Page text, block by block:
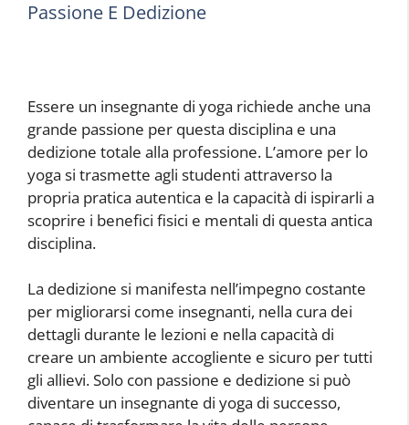
Passione E Dedizione
Essere un insegnante di yoga richiede anche una
grande passione per questa disciplina e una
dedizione totale alla professione. L’amore per lo
yoga si trasmette agli studenti attraverso la
propria pratica autentica e la capacità di ispirarli a
scoprire i benefici fisici e mentali di questa antica
disciplina.
La dedizione si manifesta nell’impegno costante
per migliorarsi come insegnanti, nella cura dei
dettagli durante le lezioni e nella capacità di
creare un ambiente accogliente e sicuro per tutti
gli allievi. Solo con passione e dedizione si può
diventare un insegnante di yoga di successo,